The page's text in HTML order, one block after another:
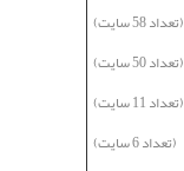
(تعداد 58 سایت)
(تعداد 50 سایت)
(تعداد 11 سایت)
(تعداد 6 سایت)